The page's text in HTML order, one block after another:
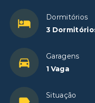
Dormitórios
3
Garagens
1 Vaga
Situação